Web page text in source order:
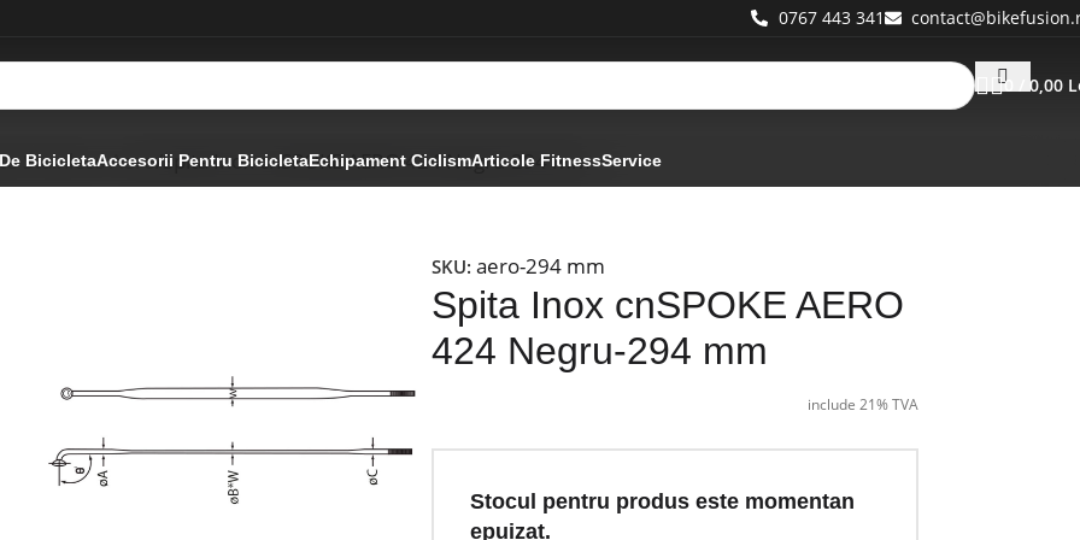
0767 443 341
0 0,00
BicicletaAccesorii Pentru BicicletaEchipament CiclismArticole FitnessService
Stainless Aero Spita Inox cnSPOKE AERO 424 Negru-294 mm
SKU:aero-294 mm
Spita Inox cnSPOKE AERO
424 Negru-294 mm
include 21% TVA
Stocul pentru produs este momentan
epuizat.